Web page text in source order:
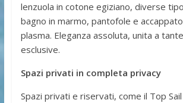
lenzuola in cotone egiziano, diverse
bagno in marmo, pantofole e
plasma. Eleganza assoluta, unita a
esclusive.
Spazi privati in completa privacy
Spazi privati e riservati, come il Top